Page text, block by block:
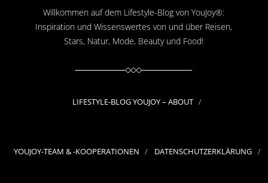
Willkommen auf dem Lifestyle-Blog von YouJoy®:
Inspiration und Wissenswertes von und über Reisen,
Stars, Natur, Mode, Beauty und Food!
LIFESTYLE-BLOG YOUJOY – ABOUT
YOUJOY-TEAM & -KOOPERATIONEN DATENSCHUTZERKLÄRUNG